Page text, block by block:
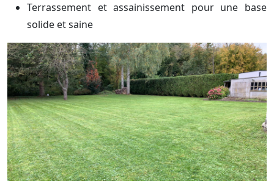
Terrassement et assainissement pour une base
solide et saine